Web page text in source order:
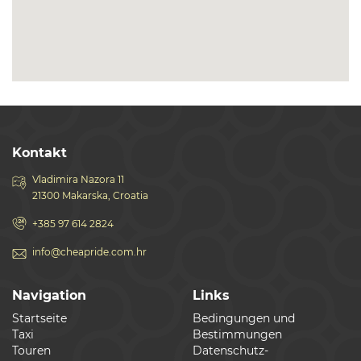
Kontakt
Vladimira Nazora 11
21300 Makarska, Croatia
+385 97 614 2824
info@cheapride.com.hr
Navigation
Startseite
Taxi
Touren
Links
Bedingungen und
Bestimmungen
Datenschutz-